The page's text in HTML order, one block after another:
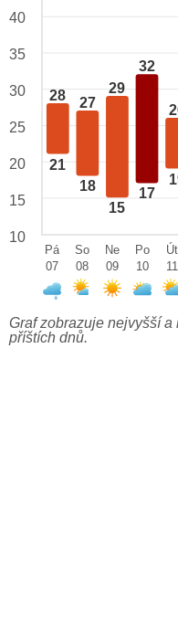
28
21
27
18
29
15
32
17
40
35
30
25
20
15
10
Pá
07
So
08
Ne
09
Po
10
Út
11
Graf zobrazuje nejvyšší
příštích dnů.